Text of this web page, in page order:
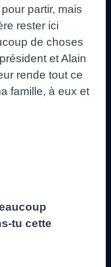
partir, mais
rester ici
de choses
et Alain
rende tout ce
famille, à eux et
tu cette